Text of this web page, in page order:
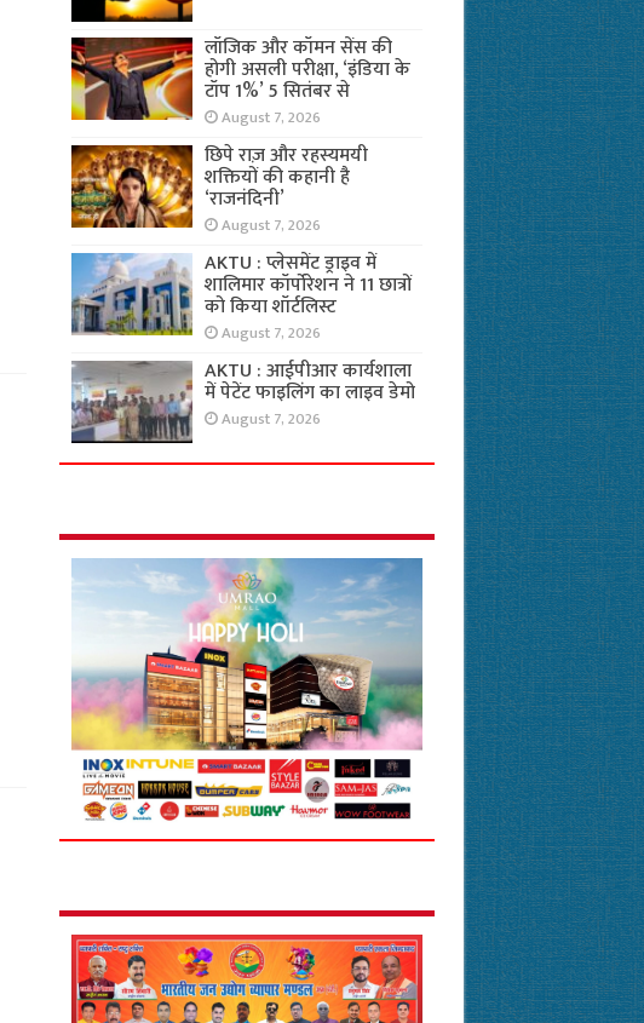
लॉजिक और कॉमन सेंस की
होगी असली परीक्षा, ‘इंडिया के
टॉप 1%’ 5 सितंबर से
August 7, 2026
छिपे राज़ और रहस्यमयी
शक्तियों की कहानी है
‘राजनंदिनी’
August 7, 2026
AKTU : प्लेसमेंट ड्राइव में
शालिमार कॉर्पोरेशन ने 11 छात्रों
को किया शॉर्टलिस्ट
August 7, 2026
AKTU : आईपीआर कार्यशाला
में पेटेंट फाइलिंग का लाइव डेमो
August 7, 2026